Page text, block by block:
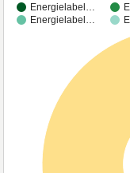
Energielabel…
Energielabel…